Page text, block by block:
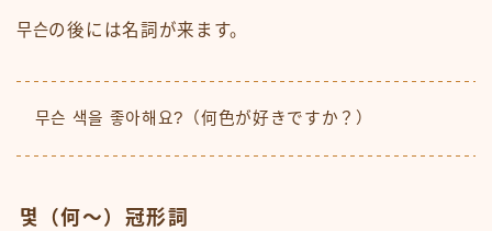
무슨の後には名詞が来ます。
무슨 색을 좋아해요?（何色が好きですか？）
몇（何〜）冠形詞